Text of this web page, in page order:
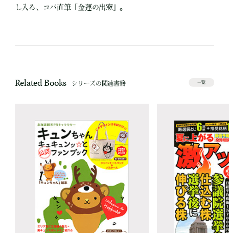
し入る、コパ直筆「金運の出窓」。
Related Books シリーズの関連書籍 一覧